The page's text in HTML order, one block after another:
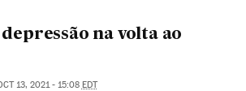
na volta ao
13, 2021 - 15:08 EDT